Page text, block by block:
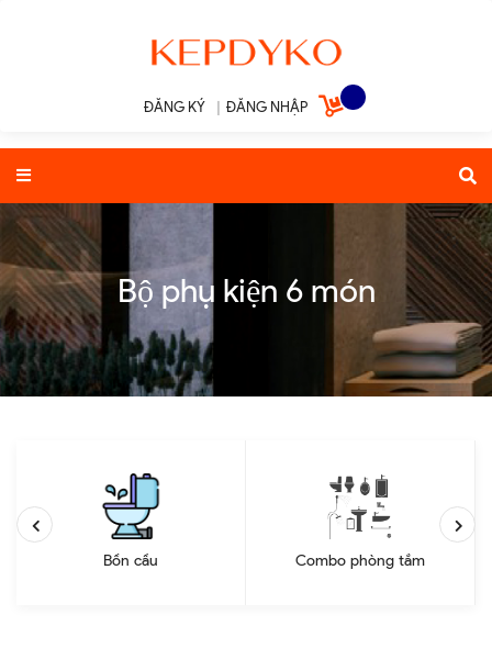
ĐĂNG KÝ ĐĂNG NHẬP
Bộ phụ kiện 6 món
Bồn cầu Combo phòng tắm